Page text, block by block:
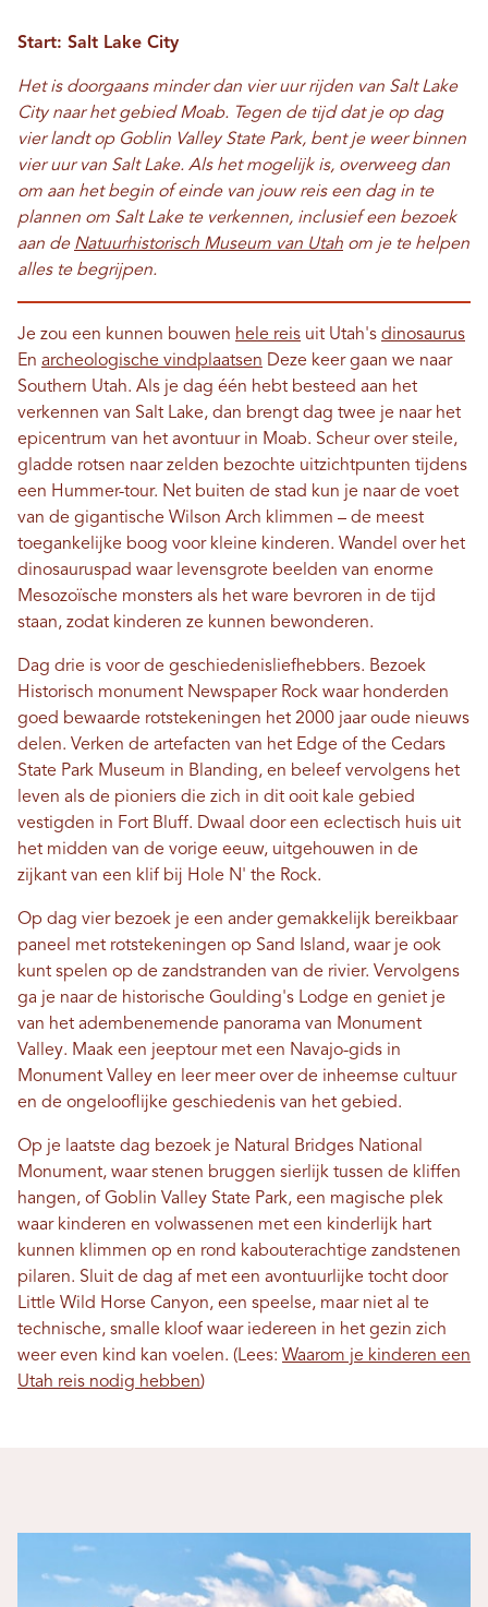
Start: Salt Lake City
Het is doorgaans minder dan vier uur rijden van Salt Lake
City naar het gebied Moab. Tegen de tijd dat je op dag
vier landt op Goblin Valley State Park, bent je weer binnen
vier uur van Salt Lake. Als het mogelijk is, overweeg dan
om aan het begin of einde van jouw reis een dag in te
plannen om Salt Lake te verkennen, inclusief een bezoek
aan de Natuurhistorisch Museum van Utah om je te helpen
alles te begrijpen.
Je zou een kunnen bouwen hele reis uit Utah's dinosaurus
En archeologische vindplaatsen Deze keer gaan we naar
Southern Utah. Als je dag één hebt besteed aan het
verkennen van Salt Lake, dan brengt dag twee je naar het
epicentrum van het avontuur in Moab. Scheur over steile,
gladde rotsen naar zelden bezochte uitzichtpunten tijdens
een Hummer-tour. Net buiten de stad kun je naar de voet
van de gigantische Wilson Arch klimmen – de meest
toegankelijke boog voor kleine kinderen. Wandel over het
dinosauruspad waar levensgrote beelden van enorme
Mesozoïsche monsters als het ware bevroren in de tijd
staan, zodat kinderen ze kunnen bewonderen.
Dag drie is voor de geschiedenisliefhebbers. Bezoek
Historisch monument Newspaper Rock waar honderden
goed bewaarde rotstekeningen het 2000 jaar oude nieuws
delen. Verken de artefacten van het Edge of the Cedars
State Park Museum in Blanding, en beleef vervolgens het
leven als de pioniers die zich in dit ooit kale gebied
vestigden in Fort Bluff. Dwaal door een eclectisch huis uit
het midden van de vorige eeuw, uitgehouwen in de
zijkant van een klif bij Hole N' the Rock.
Op dag vier bezoek je een ander gemakkelijk bereikbaar
paneel met rotstekeningen op Sand Island, waar je ook
kunt spelen op de zandstranden van de rivier. Vervolgens
ga je naar de historische Goulding's Lodge en geniet je
van het adembenemende panorama van Monument
Valley. Maak een jeeptour met een Navajo-gids in
Monument Valley en leer meer over de inheemse cultuur
en de ongelooflijke geschiedenis van het gebied.
Op je laatste dag bezoek je Natural Bridges National
Monument, waar stenen bruggen sierlijk tussen de kliffen
hangen, of Goblin Valley State Park, een magische plek
waar kinderen en volwassenen met een kinderlijk hart
kunnen klimmen op en rond kabouterachtige zandstenen
pilaren. Sluit de dag af met een avontuurlijke tocht door
Little Wild Horse Canyon, een speelse, maar niet al te
technische, smalle kloof waar iedereen in het gezin zich
weer even kind kan voelen. (Lees: Waarom je kinderen een
Utah reis nodig hebben)